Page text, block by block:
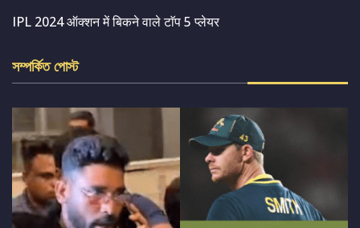
IPL 2024 ऑक्शन में बिकने वाले टाॅप 5 प्लेयर
সম্পর্কিত পোস্ট